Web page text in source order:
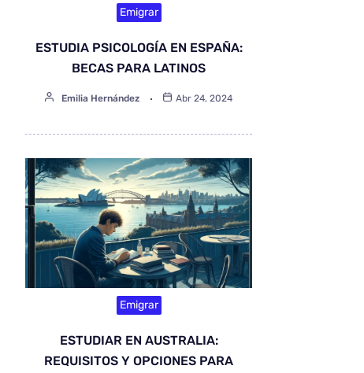
Emigrar
ESTUDIA PSICOLOGÍA EN ESPAÑA:
BECAS PARA LATINOS
Emilia Hernández Abr 24, 2024
Emigrar
ESTUDIAR EN AUSTRALIA:
REQUISITOS Y OPCIONES PARA